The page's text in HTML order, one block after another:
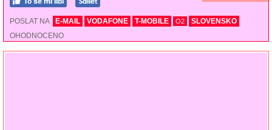
POSLAT NA E-MAIL VODAFONE T-MOBILE O2
SLOVENSKO
OHODNOCENO